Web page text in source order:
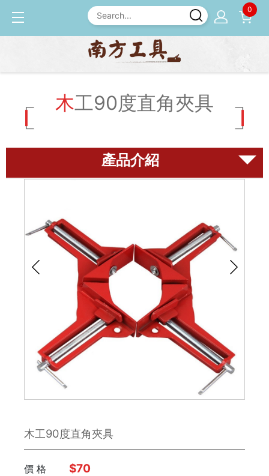
0
木工90度直角夾具
尺規
雕刻刀 / 鑿刀
美工刀 / 刀類
銼刀
手鋸
板手
日本 Engineer
木工90度直角夾具
價 格 $70